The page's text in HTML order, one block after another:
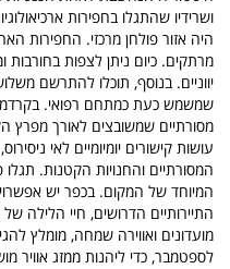
ושרידיו שהתגלו בחפירות
היה אזור פולחן מרכזי. החפירות
מרתקים. כיום ניתן לצפות בחורבות
יווניים. בנוסף, תוכלו להתרשם
שמשמש כעת כמתחם רפואי.
מסורתיים שמשובצים לאורך מפרץ
עושות קישורים יומיומיים לאי
המסורתיים והחנויות הקטנות.
המיוחד של המקום. בכפר יש
התיירותיים הדרושים, חיי הלילה
מועדונים ואווירה שמחה, מומלץ
לספטמבר, כדי ליהנות ממזג אוויר